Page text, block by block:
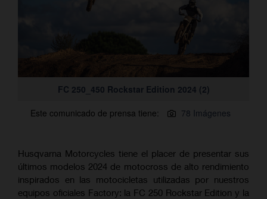
FC 250_450 Rockstar Edition 2024 (2)
Este comunicado de prensa tiene:
78 Imágenes
Husqvarna Motorcycles tiene el placer de presentar sus
últimos modelos 2024 de motocross de alto rendimiento
inspirados en las motocicletas utilizadas por nuestros
equipos oficiales Factory: la FC 250 Rockstar Edition y la